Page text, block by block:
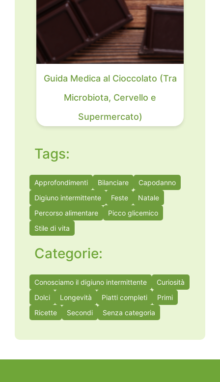
Guida Medica al Cioccolato (Tra
Microbiota, Cervello e
Supermercato)
Tags:
Approfondimenti Bilanciare
Capodanno
Digiuno intermittente
Feste
Natale
Percorso alimentare
Picco glicemico
Stile di vita
Categorie:
Conosciamo il digiuno intermittente
Curiosità
Dolci
Longevità Piatti completi
Primi
Ricette
Secondi Senza categoria